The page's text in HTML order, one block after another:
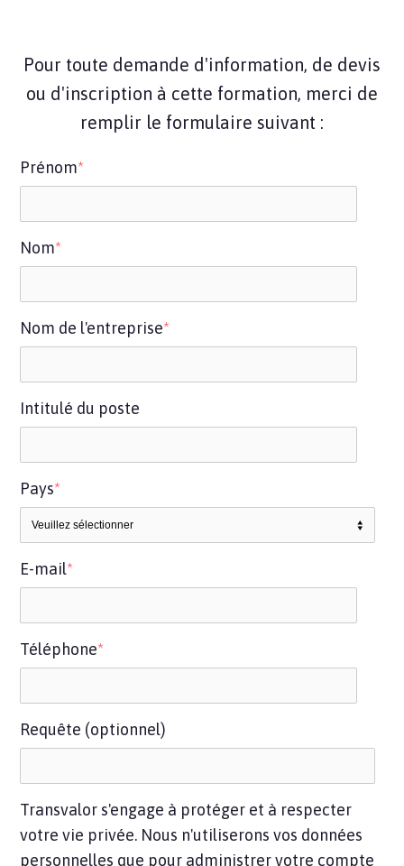
Pour toute demande d'information, de devis
ou d'inscription à cette formation, merci de
remplir le formulaire suivant :
Prénom*
Nom*
Nom de l'entreprise*
Intitulé du poste
Pays*
E-mail*
Téléphone*
Requête (optionnel)
Transvalor s'engage à protéger et à respecter
votre vie privée. Nous n'utiliserons vos données
personnelles que pour administrer votre compte